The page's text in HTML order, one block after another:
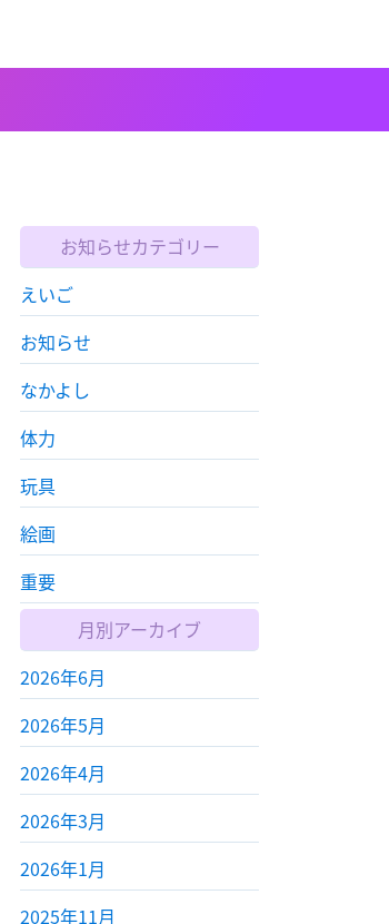
お知らせカテゴリー
えいご
お知らせ
なかよし
体力
玩具
絵画
重要
月別アーカイブ
2026年6月
2026年5月
2026年4月
2026年3月
2026年1月
2025年11月